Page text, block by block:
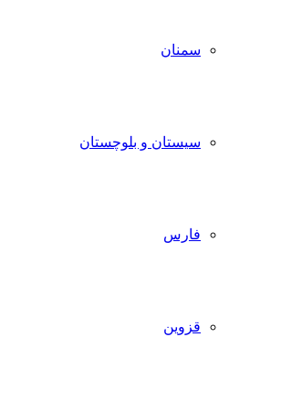
سمنان
سیستان و بلوچستان
فارس
قزوین